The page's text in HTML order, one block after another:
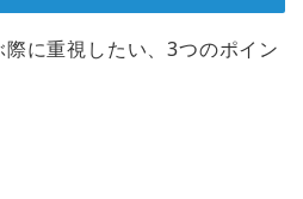
に重視したい、3つのポイン